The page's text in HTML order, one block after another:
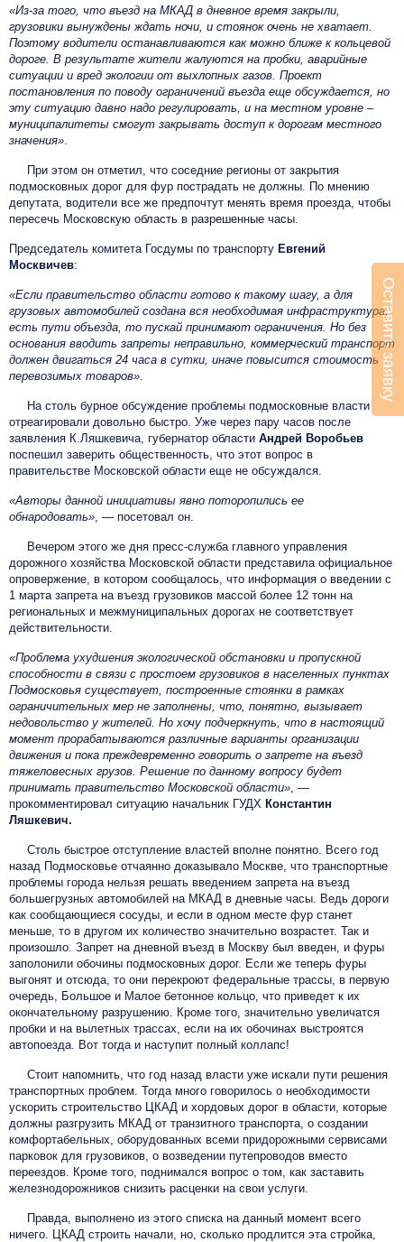
«Из-за того, что въезд на МКАД в дневное время закрыли,
грузовики вынуждены ждать ночи, и стоянок очень не хватает.
Поэтому водители останавливаются как можно ближе к кольцевой
дороге. В результате жители жалуются на пробки, аварийные
ситуации и вред экологии от выхлопных газов. Проект
постановления по поводу ограничений въезда еще обсуждается, но
эту ситуацию давно надо регулировать, и на местном уровне –
муниципалитеты смогут закрывать доступ к дорогам местного
значения»
При этом он отметил, что соседние регионы от закрытия
подмосковных дорог для фур пострадать не должны. По мнению
депутата, водители все же предпочтут менять время проезда, чтобы
пересечь Московскую область в разрешенные часы.
Председатель комитета Госдумы по транспорту Евгений
Москвичев:
«Если правительство области готово к такому шагу, а для
грузовых автомобилей создана вся необходимая инфраструктура,
есть пути объезда, то пускай принимают ограничения. Но без
основания вводить запреты неправильно, коммерческий транспорт
должен двигаться 24 часа в сутки, иначе повысится стоимость
перевозимых товаров»
На столь бурное обсуждение проблемы подмосковные власти
отреагировали довольно быстро. Уже через пару часов после
заявления К.Ляшкевича, губернатор области Андрей Воробьев
поспешил заверить общественность, что этот вопрос в
правительстве Московской области еще не обсуждался.
«Авторы данной инициативы явно поторопились ее
обнародовать» , — посетовал он.
Вечером этого же дня пресс-служба главного управления
дорожного хозяйства Московской области представила официальное
опровержение, в котором сообщалось, что информация о введении с
1 марта запрета на въезд грузовиков массой более 12 тонн на
региональных и межмуниципальных дорогах не соответствует
действительности.
«Проблема ухудшения экологической обстановки и пропускной
способности в связи с простоем грузовиков в населенных пунктах
Подмосковья существует, построенные стоянки в рамках
ограничительных мер не заполнены, что, понятно, вызывает
недовольство у жителей. Но хочу подчеркнуть, что в настоящий
момент прорабатываются различные варианты организации
движения и пока преждевременно говорить о запрете на въезд
тяжеловесных грузов. Решение по данному вопросу будет
принимать правительство Московской области» , —
прокомментировал ситуацию начальник ГУДХ Константин
Ляшкевич.
Столь быстрое отступление властей вполне понятно. Всего год
назад Подмосковье отчаянно доказывало Москве, что транспортные
проблемы города нельзя решать введением запрета на въезд
большегрузных автомобилей на МКАД в дневные часы. Ведь дороги
как сообщающиеся сосуды, и если в одном месте фур станет
меньше, то в другом их количество значительно возрастет. Так и
произошло. Запрет на дневной въезд в Москву был введен, и фуры
заполонили обочины подмосковных дорог. Если же теперь фуры
выгонят и отсюда, то они перекроют федеральные трассы, в первую
очередь, Большое и Малое бетонное кольцо, что приведет к их
окончательному разрушению. Кроме того, значительно увеличатся
пробки и на вылетных трассах, если на их обочинах выстроятся
автопоезда. Вот тогда и наступит полный коллапс!
Стоит напомнить, что год назад власти уже искали пути решения
транспортных проблем. Тогда много говорилось о необходимости
ускорить строительство ЦКАД и хордовых дорог в области, которые
должны разгрузить МКАД от транзитного транспорта, о создании
комфортабельных, оборудованных всеми придорожными сервисами
парковок для грузовиков, о возведении путепроводов вместо
переездов. Кроме того, поднимался вопрос о том, как заставить
железнодорожников снизить расценки на свои услуги.
Правда, выполнено из этого списка на данный момент всего
ничего. ЦКАД строить начали, но, сколько продлится эта стройка,
Оставить заявку